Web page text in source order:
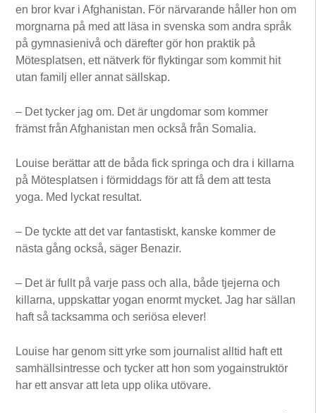
en bror kvar i Afghanistan. För närvarande håller hon om
morgnarna på med att läsa in svenska som andra språk
på gymnasienivå och därefter gör hon praktik på
Mötesplatsen, ett nätverk för flyktingar som kommit hit
utan familj eller annat sällskap.
– Det tycker jag om. Det är ungdomar som kommer
främst från Afghanistan men också från Somalia.
Louise berättar att de båda fick springa och dra i killarna
på Mötesplatsen i förmiddags för att få dem att testa
yoga. Med lyckat resultat.
– De tyckte att det var fantastiskt, kanske kommer de
nästa gång också, säger Benazir.
– Det är fullt på varje pass och alla, både tjejerna och
killarna, uppskattar yogan enormt mycket. Jag har sällan
haft så tacksamma och seriösa elever!
Louise har genom sitt yrke som journalist alltid haft ett
samhällsintresse och tycker att hon som yogainstruktör
har ett ansvar att leta upp olika utövare.